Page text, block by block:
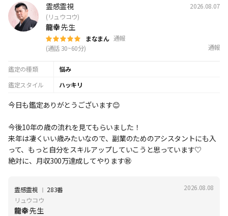
霊感霊視 2026.08.07
(リュウコウ)
龍幸先生
まなまん 通報
(通話 30~60分)
通報
鑑定の種類
悩み
鑑定スタイル
ハッキリ
今日も鑑定ありがとうございます😊
今後10年の歳の流れを見てもらいました！
来年は凄くいい歳みたいなので、副業のためのアシスタントにも入
って、もっと自分をスキルアップしていこうと思っています♡
絶対に、月収300万達成してやります㊗️
霊感霊視 Ι 283番
リュウコウ
龍幸先生
2026.08.08